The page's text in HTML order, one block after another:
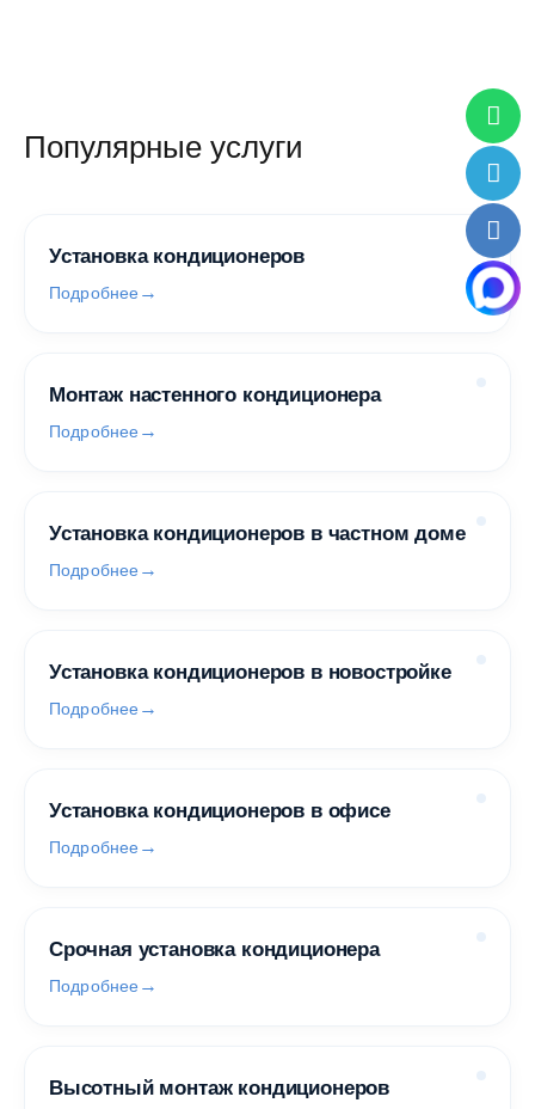
Популярные услуги
Установка кондиционеров
Подробнее
Монтаж настенного кондиционера
Подробнее
Установка кондиционеров в частном доме
Подробнее
Установка кондиционеров в новостройке
Подробнее
Установка кондиционеров в офисе
Подробнее
Срочная установка кондиционера
Подробнее
Высотный монтаж кондиционеров